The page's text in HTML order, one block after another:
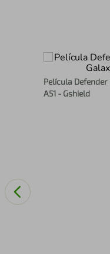
Película
A51 - Gshield